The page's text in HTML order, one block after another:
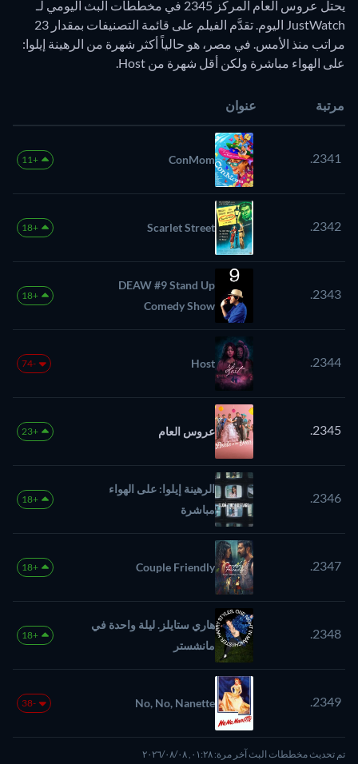
يحتل عروس العام المركز 2345 في مخططات البث اليومي لـ
JustWatch اليوم. تقدَّم الفيلم على قائمة التصنيفات بمقدار 23
مراتب منذ الأمس. في مصر، هو حالياً أكثر شهرة من الرهينة إيلوا:
على الهواء مباشرة ولكن أقل شهرة من Host.
مرتبة عنوان
2341.
ConMom
+11
2342.
Scarlet Street
+18
2343.
DEAW #9 Stand Up
Comedy Show
+18
2344.
Host
-74
2345. عروس العام +23
2346.
الرهينة إيلوا: على الهواء
مباشرة
+18
2347.
Couple Friendly
+18
2348.
هاري ستايلز. ليلة واحدة في
مانشستر
+18
2349.
No, No, Nanette
-38
تم تحديث مخططات البث آخر مرة: ٠١:٢٨, ٠٨‏/٠٨‏/٢٠٢٦